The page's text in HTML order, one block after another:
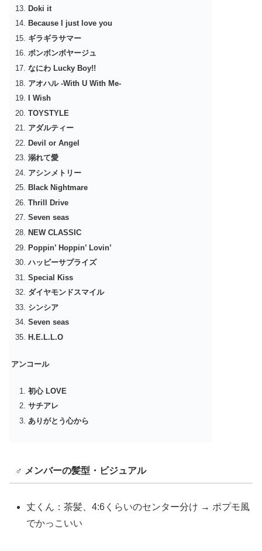
Doki it
Because I just love you
ギラギラサマー
ボンボンボヤージュ
なにわ Lucky Boy!!
アオハル -With U With Me-
I Wish
TOYSTYLE
アダルティー
Devil or Angel
溺れて愛
アシンメトリー
Black Nightmare
Thrill Drive
Seven seas
NEW CLASSIC
Poppin’ Hoppin’ Lovin’
ハッピーサプライズ
Special Kiss
ダイヤモンドスマイル
シンシア
Seven seas
H.E.L.L.O
アンコール
初心 LOVE
サチアレ
ありがとう心から
‍♂️ メンバーの髪型・ビジュアル
丈くん：茶髪、4:6くらいのセンター分け → ポプモ風
でかっこいい